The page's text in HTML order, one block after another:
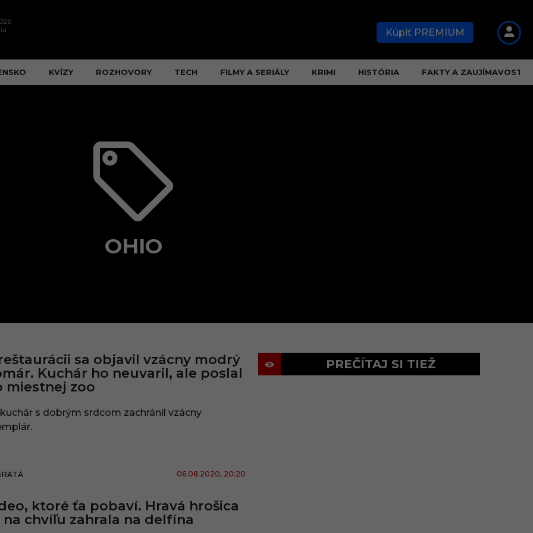
Kúpiť PREMIUM
KVÍZY ROZHOVORY TECH FILMY A SERIÁLY KRIMI HISTÓRIA FAKTY A ZAUJÍMAVOSTI
OHIO
sa objavil vzácny modrý
Kuchár ho neuvaril, ale poslal
miestnej zoo
s dobrým srdcom zachránil vzácny
06.08.2020, 20:20
ktoré ťa pobaví. Hravá hrošica
na chvíľu zahrala na delfína
PREČÍTAJ SI TIEŽ